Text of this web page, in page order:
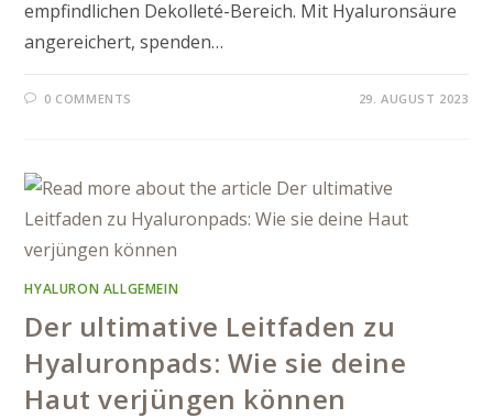
empfindlichen Dekolleté-Bereich. Mit Hyaluronsäure
angereichert, spenden…
0 COMMENTS 29. AUGUST 2023
HYALURON ALLGEMEIN
Der ultimative Leitfaden zu
Hyaluronpads: Wie sie deine
Haut verjüngen können